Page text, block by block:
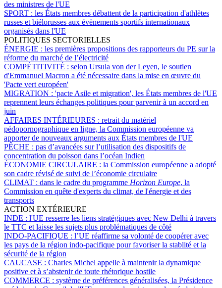
des ministres de l'UE
SPORT : les États membres débattent de la participation d'athlètes
russes et biélorusses aux évènements sportifs internationaux
organisés dans l'UE
POLITIQUES SECTORIELLES
ÉNERGIE : les premières propositions des rapporteurs du PE sur la
réforme du marché de l’électricité
COMPÉTITIVITÉ : selon Ursula von der Leyen, le soutien
d'Emmanuel Macron a été nécessaire dans la mise en œuvre du
'Pacte vert européen'
MIGRATION : 'pacte Asile et migration', les États membres de l'UE
reprennent leurs échanges politiques pour parvenir à un accord en
juin
AFFAIRES INTÉRIEURES : retrait du matériel
pédopornographique en ligne, la Commission européenne va
apporter de nouveaux arguments aux États membres de l'UE
PÊCHE : pas d’avancées sur l’utilisation des dispositifs de
concentration du poisson dans l’océan Indien
ÉCONOMIE CIRCULAIRE : la Commission européenne a adopté
son cadre révisé de suivi de l’économie circulaire
CLIMAT : dans le cadre du programme Horizon Europe, la
Commission en quête d'experts du climat, de l'énergie et des
transports
ACTION EXTÉRIEURE
INDE : l'UE resserre les liens stratégiques avec New Delhi à travers
le TTC et laisse les sujets plus problématiques de côté
INDO-PACIFIQUE : l’UE réaffirme sa volonté de coopérer avec
les pays de la région indo-pacifique pour favoriser la stablité et la
sécurité de la région
CAUCASE : Charles Michel appelle à maintenir la dynamique
positive et à s’abstenir de toute rhétorique hostile
COMMERCE : système de préférences généralisées, la Présidence